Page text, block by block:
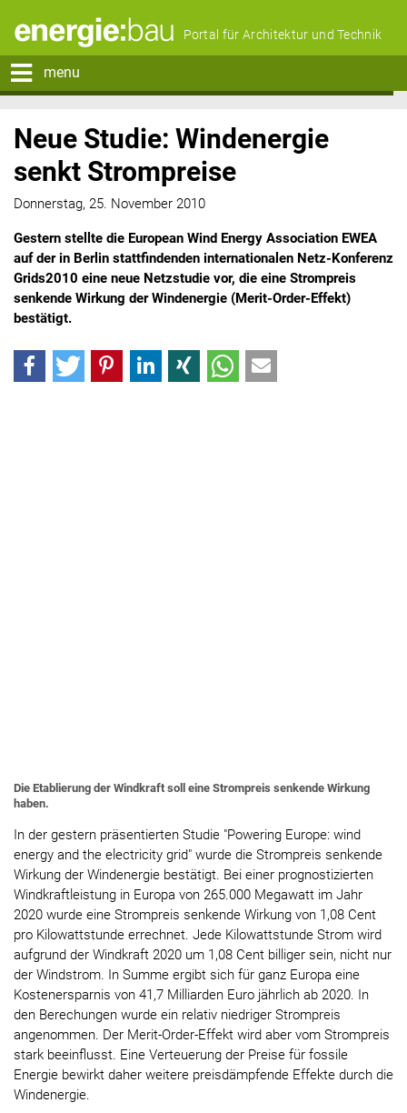
Portal für Architektur und Technik
menu
Neue Studie: Windenergie
senkt Strompreise
Donnerstag, 25. November 2010
Gestern stellte die European Wind Energy Association EWEA
auf der in Berlin stattfindenden internationalen Netz-Konferenz
Grids2010 eine neue Netzstudie vor, die eine Strompreis
senkende Wirkung der Windenergie (Merit-Order-Effekt)
bestätigt.
Die Etablierung der Windkraft soll eine Strompreis senkende Wirkung
haben.
In der gestern präsentierten Studie "Powering Europe: wind
energy and the electricity grid" wurde die Strompreis senkende
Wirkung der Windenergie bestätigt. Bei einer prognostizierten
Windkraftleistung in Europa von 265.000 Megawatt im Jahr
2020 wurde eine Strompreis senkende Wirkung von 1,08 Cent
pro Kilowattstunde errechnet. Jede Kilowattstunde Strom wird
aufgrund der Windkraft 2020 um 1,08 Cent billiger sein, nicht nur
der Windstrom. In Summe ergibt sich für ganz Europa eine
Kostenersparnis von 41,7 Milliarden Euro jährlich ab 2020. In
den Berechungen wurde ein relativ niedriger Strompreis
angenommen. Der Merit-Order-Effekt wird aber vom Strompreis
stark beeinflusst. Eine Verteuerung der Preise für fossile
Energie bewirkt daher weitere preisdämpfende Effekte durch die
Windenergie.